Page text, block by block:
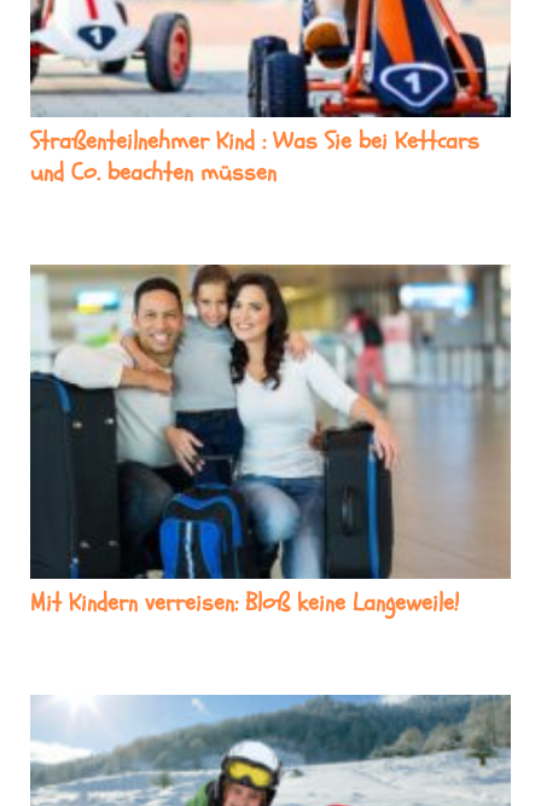
Straßenteilnehmer Kind : Was Sie bei Kettcars
und Co. beachten müssen
Mit Kindern verreisen: Bloß keine Langeweile!